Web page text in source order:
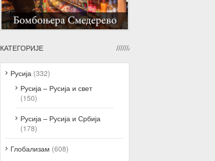
КАТЕГОРИЈЕ
Русија (332)
Русија – Русија и свет
(150)
Русија – Русија и Србија
(178)
Глобализам (608)